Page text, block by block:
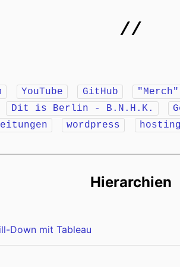
//
YouTube GitHub "Merch"
Dit is Berlin - B.N.H.K.
wordpress hosting
Hierarchien
Down mit Tableau